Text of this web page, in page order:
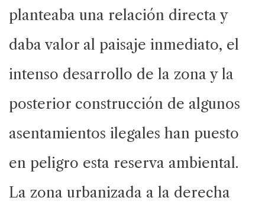
planteaba una relación directa y
daba valor al paisaje inmediato, el
intenso desarrollo de la zona y la
posterior construcción de algunos
asentamientos ilegales han puesto
en peligro esta reserva ambiental.
La zona urbanizada a la derecha